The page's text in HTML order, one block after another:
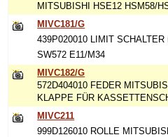
MITSUBISHI HSE12 HSM58/
MIVC181/G
439P020010 LIMIT SCHALTER
SW572 E11/M34
MIVC182/G
572D404010 FEDER
KLAPPE FÜR
MIVC211
999D126010 ROLLE